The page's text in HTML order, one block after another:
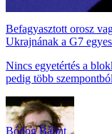
Befagyasztott orosz
Ukrajnának a G7
Nincs egyetértés a
pedig több
Bódog Bálint